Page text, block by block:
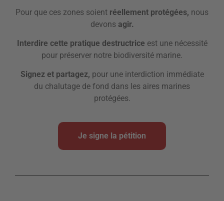
Pour que ces zones soient réellement protégées, nous
devons agir.
Interdire cette pratique destructrice est une nécessité
pour préserver notre biodiversité marine.
Signez et partagez, pour une interdiction immédiate
du chalutage de fond dans les aires marines
protégées.
Je signe la pétition